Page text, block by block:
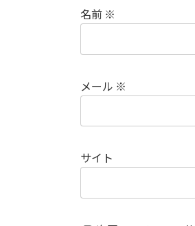
名前 ※
メール ※
サイト